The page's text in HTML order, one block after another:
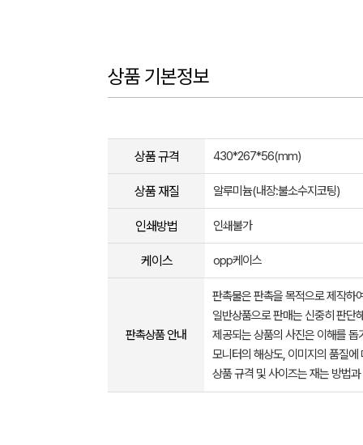
상품 기본정보
상품 규격 430*267*56(mm)
상품 재질 알루미늄(내장:불소수지코팅)
인쇄방법 인쇄불가
케이스 opp케이스
판촉상품 안내
판촉물은 판촉을 목적으로 제작하
일반상품으로 판매는 신중히 판단
제공되는 상품의 사진은 이해를
모니터의 해상도, 이미지의 품질
상품 규격 및 사이즈는 재는 방법